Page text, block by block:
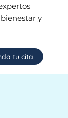
y
tu cita